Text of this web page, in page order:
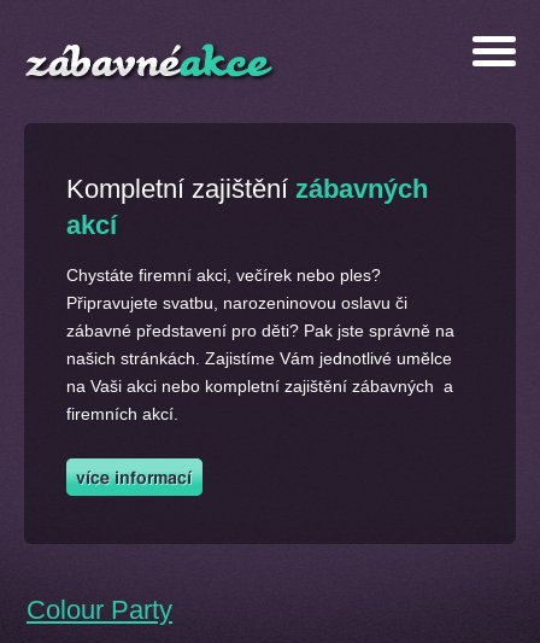
Kompletní zajištění zábavných
akcí
Chystáte firemní akci, večírek nebo ples?
Připravujete svatbu, narozeninovou oslavu či
zábavné představení pro děti? Pak jste správně na
našich stránkách. Zajistíme Vám jednotlivé umělce
na Vaši akci nebo kompletní zajištění zábavných a
firemních akcí.
Colour Party